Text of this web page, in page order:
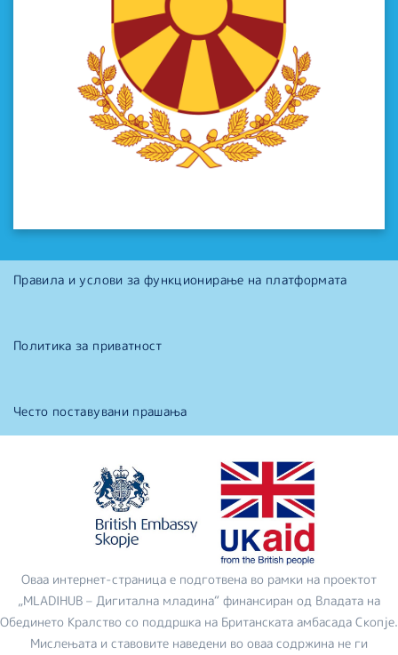
Правила и услови за функционирање на платформата
Политика за приватност
Често поставувани прашања
Оваа интернет-страница е подготвена во рамки на проектот
„MLADIHUB – Дигитална младина“ финансиран од Владата на
Обединето Кралство со поддршка на Британската амбасада Скопје.
Мислењата и ставовите наведени во оваа содржина не ги